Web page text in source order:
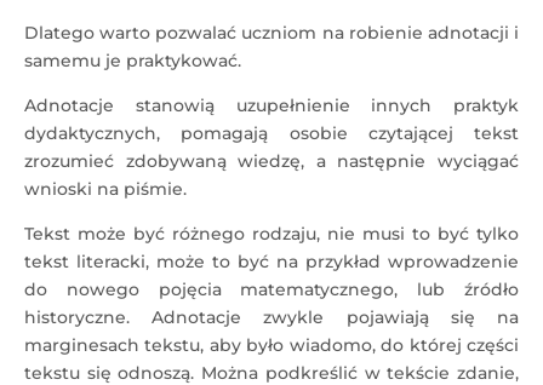
Dlatego warto pozwalać uczniom na robienie adnotacji i
samemu je praktykować.
Adnotacje stanowią uzupełnienie innych praktyk
dydaktycznych, pomagają osobie czytającej tekst
zrozumieć zdobywaną wiedzę, a następnie wyciągać
wnioski na piśmie.
Tekst może być różnego rodzaju, nie musi to być tylko
tekst literacki, może to być na przykład wprowadzenie
do nowego pojęcia matematycznego, lub źródło
historyczne. Adnotacje zwykle pojawiają się na
marginesach tekstu, aby było wiadomo, do której części
tekstu się odnoszą. Można podkreślić w tekście zdanie,